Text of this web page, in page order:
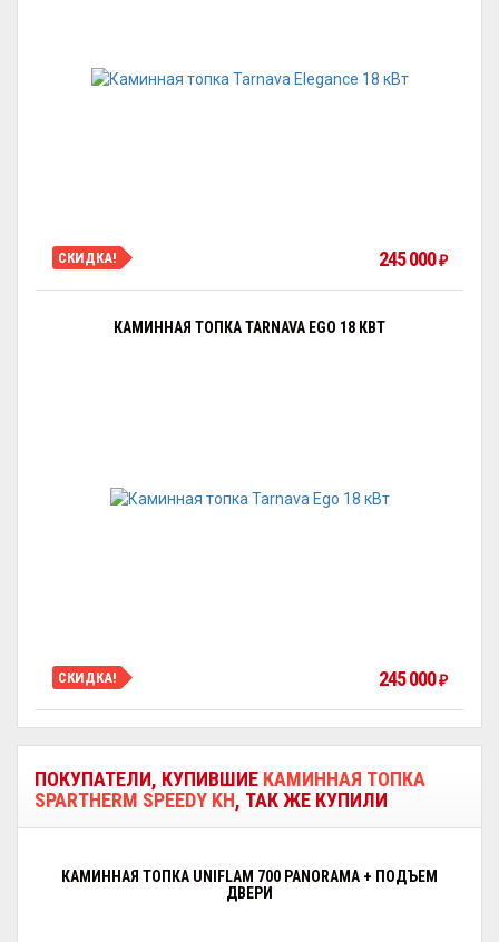
СКИДКА! 245 000 ₽
КАМИННАЯ ТОПКА TARNAVA EGO 18 КВТ
СКИДКА! 245 000 ₽
ПОКУПАТЕЛИ, КУПИВШИЕ КАМИННАЯ ТОПКА
SPARTHERM SPEEDY KH, ТАК ЖЕ КУПИЛИ
КАМИННАЯ ТОПКА UNIFLAM 700 PANORAMA + ПОДЪЕМ
ДВЕРИ